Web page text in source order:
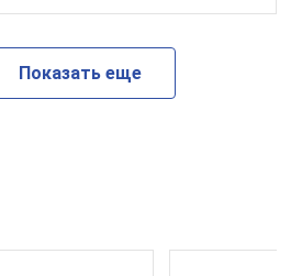
Показать еще